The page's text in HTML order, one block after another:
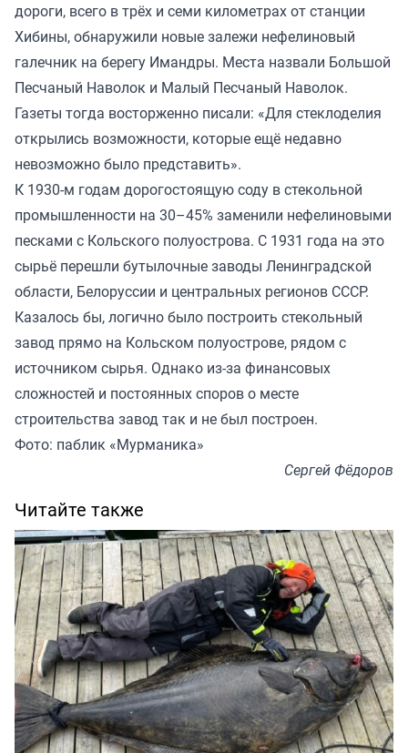
дороги, всего в трёх и семи километрах от станции
Хибины, обнаружили новые залежи нефелиновый
галечник на берегу Имандры. Места назвали Большой
Песчаный Наволок и Малый Песчаный Наволок.
Газеты тогда восторженно писали: «Для стеклоделия
открылись возможности, которые ещё недавно
невозможно было представить».
К 1930-м годам дорогостоящую соду в стекольной
промышленности на 30–45% заменили нефелиновыми
песками с Кольского полуострова. С 1931 года на это
сырьё перешли бутылочные заводы Ленинградской
области, Белоруссии и центральных регионов СССР.
Казалось бы, логично было построить стекольный
завод прямо на Кольском полуострове, рядом с
источником сырья. Однако из-за финансовых
сложностей и постоянных споров о месте
строительства завод так и не был построен.
Фото: паблик «Мурманика»
Сергей Фёдоров
Читайте также